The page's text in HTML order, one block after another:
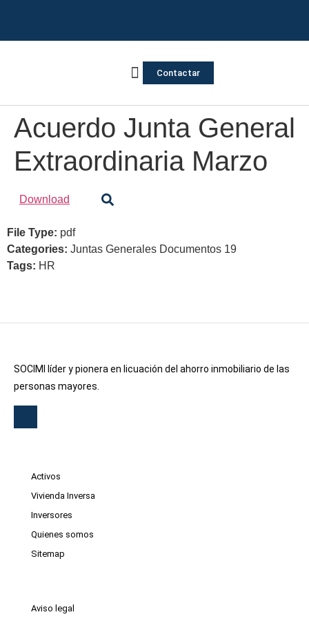
Contactar
Acuerdo Junta General
Extraordinaria Marzo
Download
File Type: pdf
Categories: Juntas Generales Documentos 19
Tags: HR
SOCIMI líder y pionera en licuación del ahorro inmobiliario de las
personas mayores.
Activos
Vivienda Inversa
Inversores
Quienes somos
Sitemap
Aviso legal